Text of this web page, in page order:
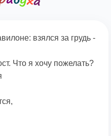
взялся за грудь -
Что я хочу пожелать?